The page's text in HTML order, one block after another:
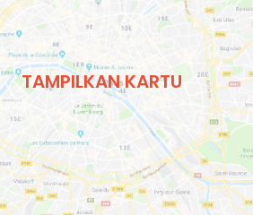
TAMPILKAN KARTU